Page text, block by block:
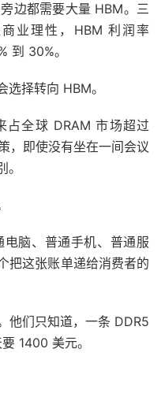
边都需要大量 HBM。三
业理性，HBM 利润率
到 30%。
择转向 HBM。
占全球 DRAM 市场超过
，即使没有坐在一间会议
脑、普通手机、普通服
把这张账单递给消费者的
他们只知道，一条 DDR5
1400 美元。